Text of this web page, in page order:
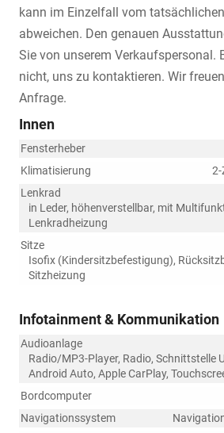
kann im Einzelfall vom
abweichen. Den genauen
Sie von unserem Verkaufspersonal.
nicht, uns zu kontaktieren. Wir
Anfrage.
Innen
Fensterheber
Klimatisierung
Lenkrad
in Leder, höhenverstellbar, mit
Lenkradheizung
Sitze
Isofix (Kindersitzbefestigung),
Sitzheizung
Infotainment & Kommunikation
Audioanlage
Radio/MP3-Player, Radio, Schnittstelle
Android Auto, Apple CarPlay,
Bordcomputer
Navigationssystem